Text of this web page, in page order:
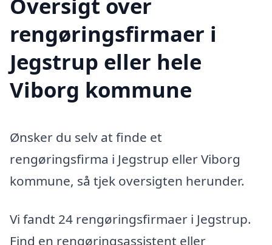
rengøringsfirmaer i
Jegstrup eller hele
Viborg kommune
Ønsker du selv at finde et
rengøringsfirma i Jegstrup eller Viborg
kommune, så tjek oversigten herunder.
Vi fandt 24 rengøringsfirmaer i Jegstrup.
Find en rengøringsassistent eller